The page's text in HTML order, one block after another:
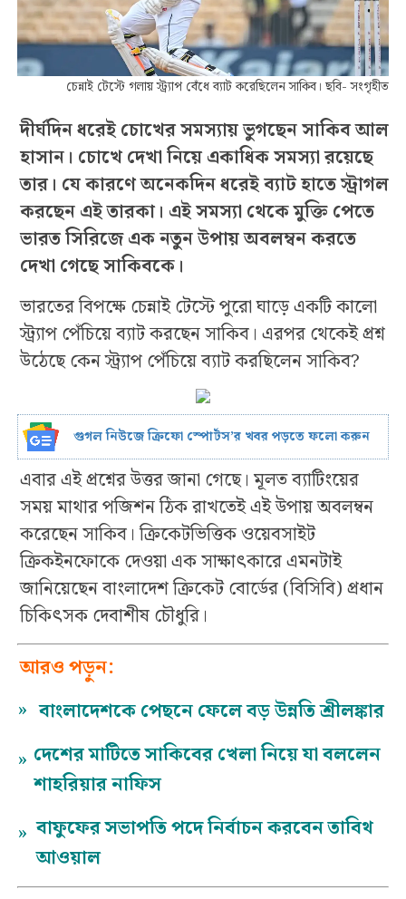
চেন্নাই টেস্টে গলায় স্ট্র্যাপ বেঁধে ব্যাট করেছিলেন সাকিব। ছবি- সংগৃহীত
দীর্ঘদিন ধরেই চোখের সমস্যায় ভুগছেন সাকিব আল
হাসান। চোখে দেখা নিয়ে একাধিক সমস্যা রয়েছে
তার। যে কারণে অনেকদিন ধরেই ব্যাট হাতে স্ট্রাগল
করছেন এই তারকা। এই সমস্যা থেকে মুক্তি পেতে
ভারত সিরিজে এক নতুন উপায় অবলম্বন করতে
দেখা গেছে সাকিবকে।
ভারতের বিপক্ষে চেন্নাই টেস্টে পুরো ঘাড়ে একটি কালো
স্ট্র্যাপ পেঁচিয়ে ব্যাট করছেন সাকিব। এরপর থেকেই প্রশ্ন
উঠেছে কেন স্ট্র্যাপ পেঁচিয়ে ব্যাট করছিলেন সাকিব?
গুগল নিউজে ক্রিফো স্পোর্টস’র খবর পড়তে ফলো করুন
এবার এই প্রশ্নের উত্তর জানা গেছে। মূলত ব্যাটিংয়ের
সময় মাথার পজিশন ঠিক রাখতেই এই উপায় অবলম্বন
করেছেন সাকিব। ক্রিকেটভিত্তিক ওয়েবসাইট
ক্রিকইনফোকে দেওয়া এক সাক্ষাৎকারে এমনটাই
জানিয়েছেন বাংলাদেশ ক্রিকেট বোর্ডের (বিসিবি) প্রধান
চিকিৎসক দেবাশীষ চৌধুরি।
আরও পড়ুন:
» বাংলাদেশকে পেছনে ফেলে বড় উন্নতি শ্রীলঙ্কার
» দেশের মাটিতে সাকিবের খেলা নিয়ে যা বললেন
শাহরিয়ার নাফিস
» বাফুফের সভাপতি পদে নির্বাচন করবেন তাবিথ
আওয়াল